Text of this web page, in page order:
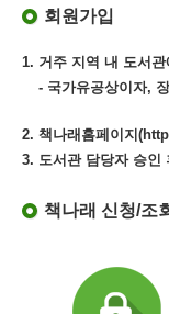
회원가입
1. 거주 지역 내 도서
- 국가유공상이자,
2. 책나래홈페이지
3. 도서관 담당자 승인
책나래 신청/조